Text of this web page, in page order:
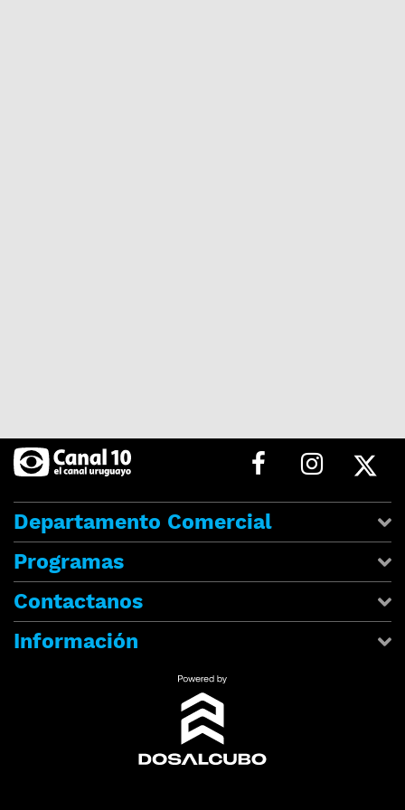
Departamento Comercial
Programas
Contactanos
Información